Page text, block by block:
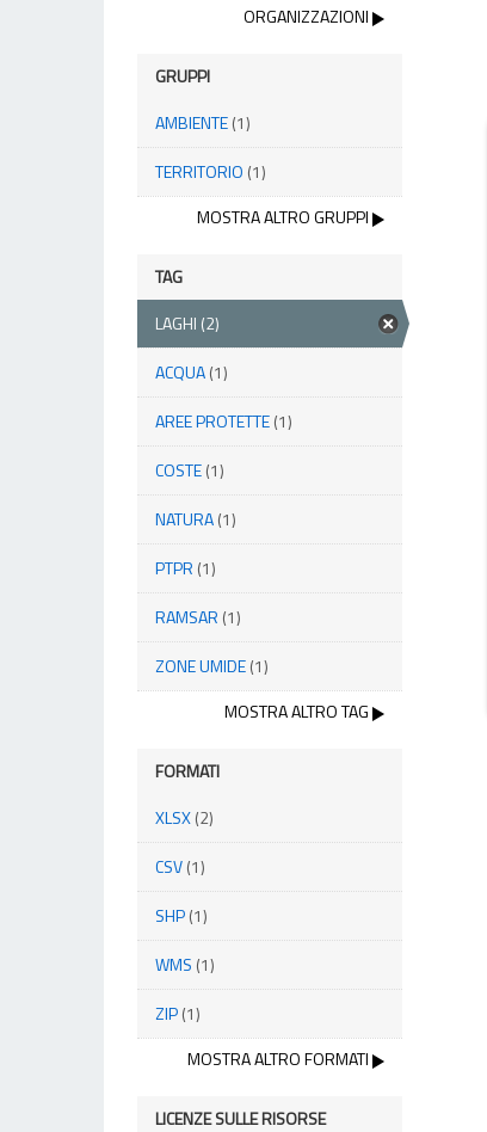
ORGANIZZAZIONI
GRUPPI
AMBIENTE(1)
TERRITORIO (1)
MOSTRA ALTRO GRUPPI
TAG
LAGHI (2)
ACQUA(1)
AREE PROTETTE(1)
COSTE(1)
NATURA(1)
PTPR (1)
RAMSAR (1)
ZONE UMIDE(1)
MOSTRA ALTRO TAG
FORMATI
XLSX(2)
CSV(1)
SHP(1)
WMS (1)
ZIP(1)
MOSTRA ALTRO FORMATI
LICENZE SULLE RISORSE